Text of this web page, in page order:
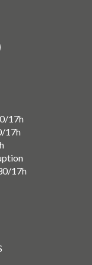
17h
17h
17h